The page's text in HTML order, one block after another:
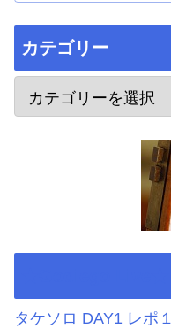
カテゴリー
タケソロ DAY1 レポ１